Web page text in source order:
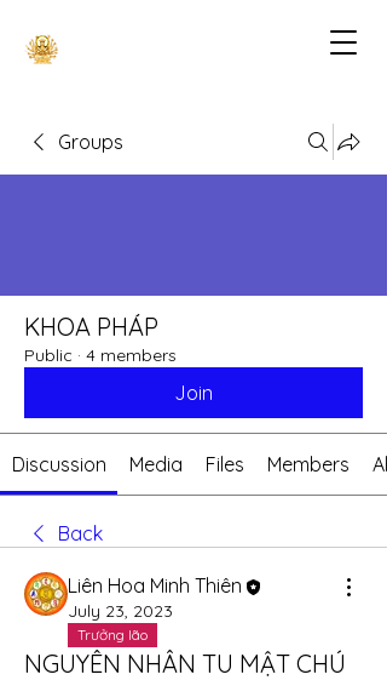
Groups
KHOA PHÁP
Public · 4 members
Join
Discussion Media Files Members
Back
Liên Hoa Minh Thiên
July 23, 2023
Trưởng lão
NGUYÊN NHÂN TU MẬT CHÚ